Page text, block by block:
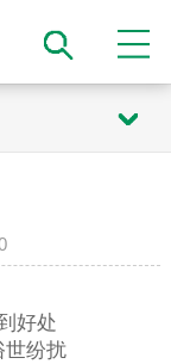
好处
世纷扰